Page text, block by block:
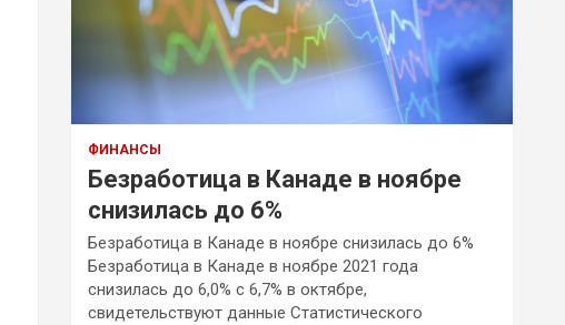
ФИНАНСЫ
Безработица в Канаде в ноябре
снизилась до 6%
Безработица в Канаде в ноябре снизилась до 6%
Безработица в Канаде в ноябре 2021 года
снизилась до 6,0% с 6,7% в октябре,
свидетельствуют данные Статистического